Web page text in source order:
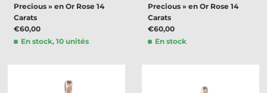
Precious » en Or Rose 14
Carats
€60,00
En stock, 10 unités
Precious » en Or Rose 14
Carats
€60,00
En stock